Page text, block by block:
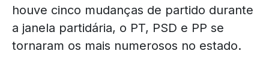
houve cinco mudanças de partido durante
a janela partidária, o PT, PSD e PP se
tornaram os mais numerosos no estado.